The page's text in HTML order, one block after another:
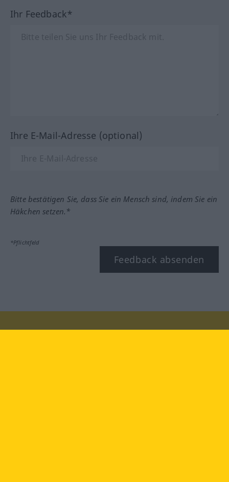
Ihr Feedback*
Ihre E-Mail-Adresse (optional)
Bitte bestätigen Sie, dass Sie ein Mensch sind, indem Sie ein
Häkchen setzen.*
*Pflichtfeld
Feedback absenden